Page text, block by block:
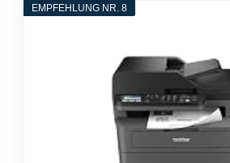
EMPFEHLUNG NR. 8